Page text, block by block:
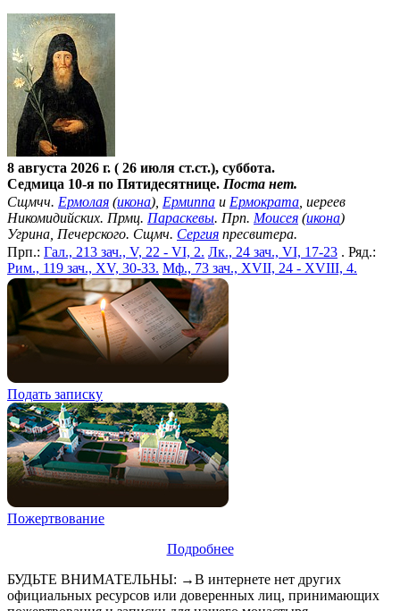
8 августа 2026 г. ( 26 июля ст.ст.), суббота.
Седмица 10-я по Пятидесятнице. Поста нет.
Сщмчч. Ермолая (икона), Ермиппа и Ермократа , иереев
Никомидийских. Прмц. Параскевы. Прп. Моисея (икона)
Угрина, Печерского. Сщмч. Сергия пресвитера.
Прп.: Гал., 213 зач., V, 22 - VI, 2. Лк., 24 зач., VI, 17-23 . Ряд.:
Рим., 119 зач., XV, 30-33. Мф., 73 зач., XVII, 24 - XVIII, 4.
Подать записку
Пожертвование
Подробнее
БУДЬТЕ ВНИМАТЕЛЬНЫ: →В интернете нет других
официальных ресурсов или доверенных лиц, принимающих